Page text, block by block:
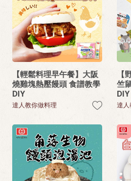
【輕鬆料理早午餐】大阪
燒雞塊熱壓饅頭 食譜教學
DIY
達人教你做料理
【
竺
DIY
達人